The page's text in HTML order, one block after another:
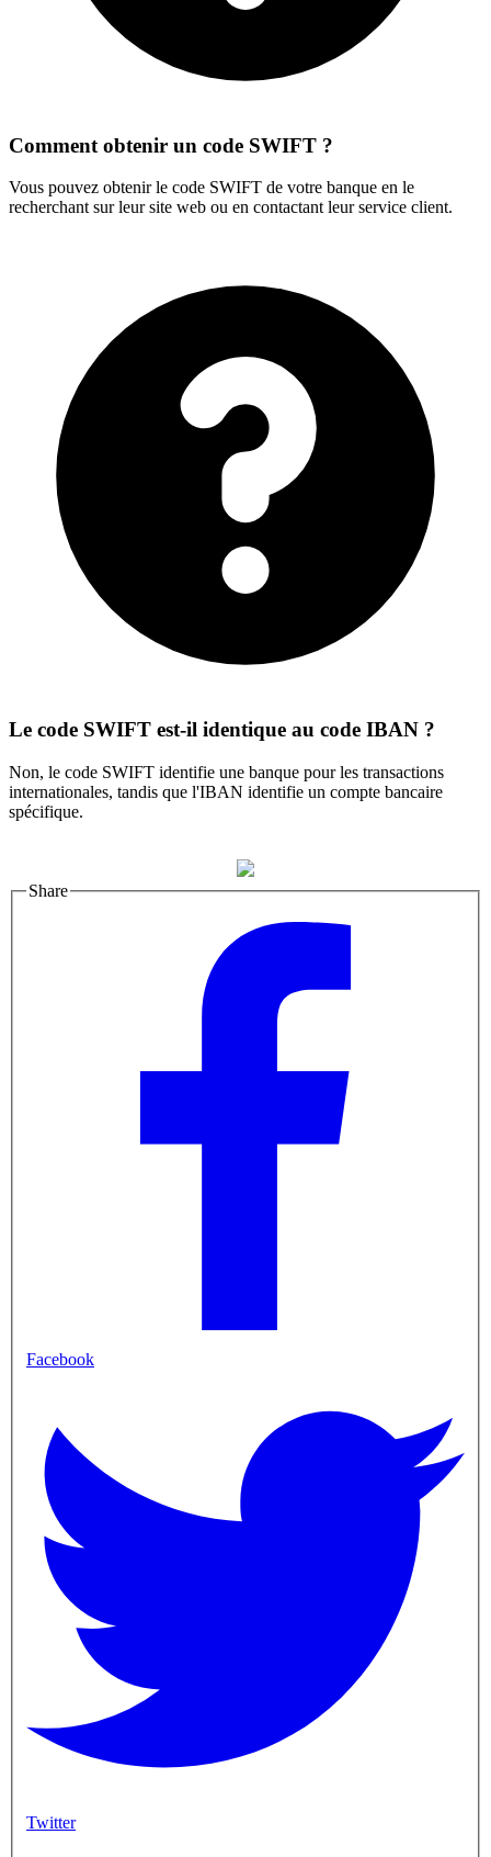
Comment obtenir un code SWIFT ?
Vous pouvez obtenir le code SWIFT de votre banque en le
recherchant sur leur site web ou en contactant leur service client.
Le code SWIFT est-il identique au code IBAN ?
Non, le code SWIFT identifie une banque pour les transactions
internationales, tandis que l'IBAN identifie un compte bancaire
spécifique.
Share
Facebook
Twitter